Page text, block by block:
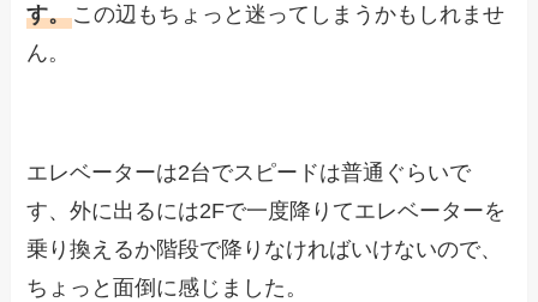
す。この辺もちょっと迷ってしまうかもしれませ
ん。
エレベーターは2台でスピードは普通ぐらいで
す、外に出るには2Fで一度降りてエレベーターを
乗り換えるか階段で降りなければいけないので、
ちょっと面倒に感じました。